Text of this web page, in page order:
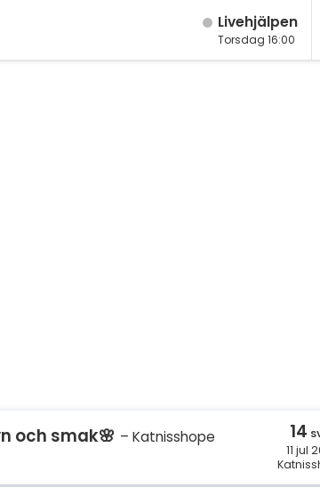
Live­hjälpen
Torsdag 16:00
och smak🌸 Katnisshope 14
11 jul